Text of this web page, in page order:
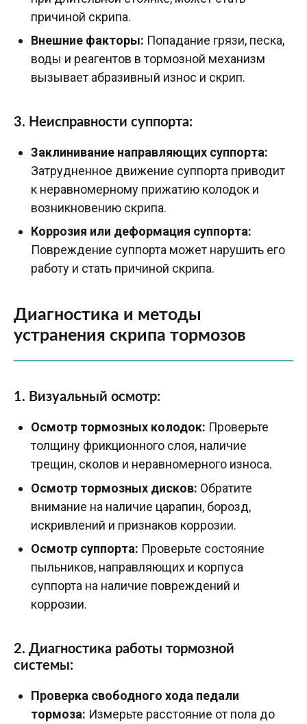
причиной скрипа.
Внешние факторы: Попадание грязи, песка,
воды и реагентов в тормозной механизм
вызывает абразивный износ и скрип.
3. Неисправности суппорта:
Заклинивание направляющих суппорта:
Затрудненное движение суппорта приводит
к неравномерному прижатию колодок и
возникновению скрипа.
Коррозия или деформация суппорта:
Повреждение суппорта может нарушить его
работу и стать причиной скрипа.
Диагностика и методы
устранения скрипа тормозов
1. Визуальный осмотр:
Осмотр тормозных колодок: Проверьте
толщину фрикционного слоя, наличие
трещин, сколов и неравномерного износа.
Осмотр тормозных дисков: Обратите
внимание на наличие царапин, борозд,
искривлений и признаков коррозии.
Осмотр суппорта: Проверьте состояние
пыльников, направляющих и корпуса
суппорта на наличие повреждений и
коррозии.
2. Диагностика работы тормозной
системы:
Проверка свободного хода педали
тормоза: Измерьте расстояние от пола до